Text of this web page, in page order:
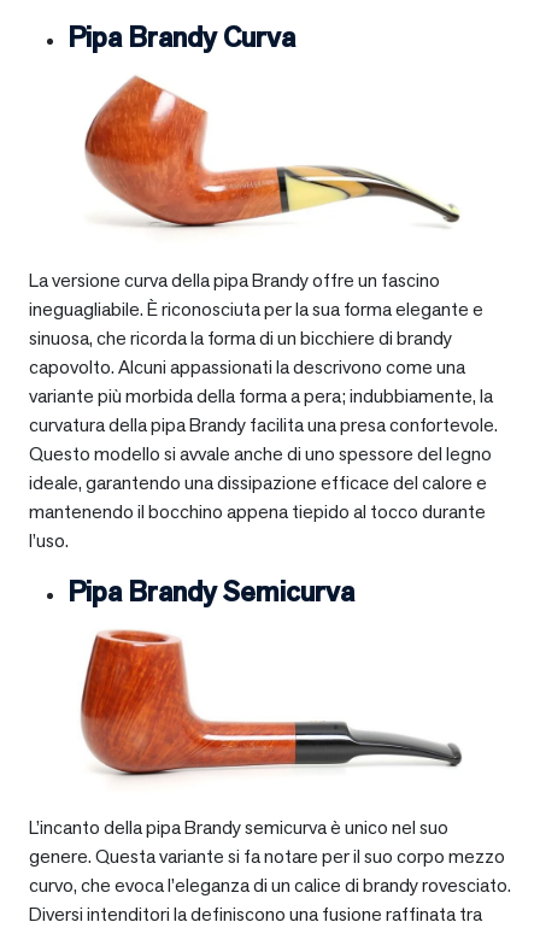
Pipa Brandy Curva
La versione curva della pipa Brandy offre un fascino
ineguagliabile. È riconosciuta per la sua forma elegante e
sinuosa, che ricorda la forma di un bicchiere di brandy
capovolto. Alcuni appassionati la descrivono come una
variante più morbida della forma a pera; indubbiamente, la
curvatura della pipa Brandy facilita una presa confortevole.
Questo modello si avvale anche di uno spessore del legno
ideale, garantendo una dissipazione efficace del calore e
mantenendo il bocchino appena tiepido al tocco durante
l’uso.
Pipa Brandy Semicurva
L’incanto della pipa Brandy semicurva è unico nel suo
genere. Questa variante si fa notare per il suo corpo mezzo
curvo, che evoca l’eleganza di un calice di brandy rovesciato.
Diversi intenditori la definiscono una fusione raffinata tra